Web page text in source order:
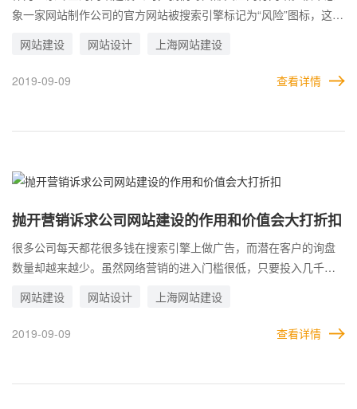
象一家网站制作公司的官方网站被搜索引擎标记为“风险”图标，这是
建设公司一直注重网站的艺术设计、功能栏目和用户体验，但网站
的安全性却没有得到应有的重视，其实，比网站设计制作更为重要
作公司，很多技术人员不好，代码不规范，网站安全问题和潜在风
网站建设 网站设计 上海网站建设
2019-09-09 查看详情
抛开营销诉求公司网站建设的作用和价值会大打折扣
很多公司每天都花很多钱在搜索引擎上做广告，而潜在客户的询盘
数量却越来越少。虽然网络营销的进入门槛很低，只要投入几千元
司，直接或间接与很多企业联系，做网站或做推广，引航博景最大
的感受是网站生产分析规划，不要想当然。例如，许多公司喜欢动
闭，因为抛开营销诉求公司网站建设的作用和价值会大打折扣。
网站建设 网站设计 上海网站建设
2019-09-09 查看详情